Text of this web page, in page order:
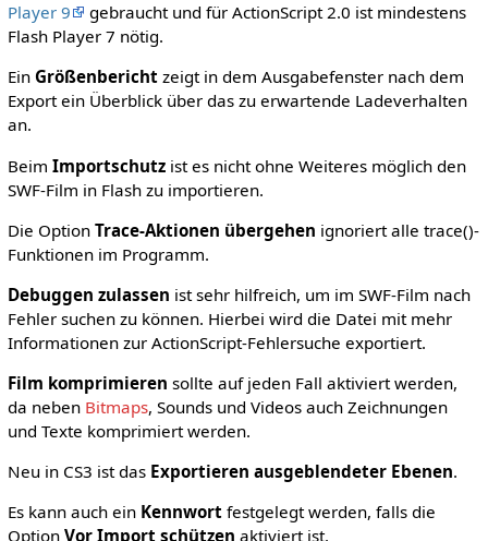
Player 9
gebraucht und für ActionScript 2.0 ist mindestens
Flash Player 7 nötig.
Ein Größenberichtzeigt in dem Ausgabefenster nach dem
Export ein Überblick über das zu erwartende Ladeverhalten
an.
Beim Importschutzist es nicht ohne Weiteres möglich den
SWF-Film in Flash zu importieren.
Die Option Trace-Aktionen übergehen ignoriert alle trace()-
Funktionen im Programm.
Debuggen zulassen ist sehr hilfreich, um im SWF-Film nach
Fehler suchen zu können. Hierbei wird die Datei mit mehr
Informationen zur ActionScript-Fehlersuche exportiert.
Film komprimieren sollte auf jeden Fall aktiviert werden,
da neben Bitmaps, Sounds und Videos auch Zeichnungen
und Texte komprimiert werden.
Neu in CS3 ist das Exportieren ausgeblendeter Ebenen.
Es kann auch ein Kennwortfestgelegt werden, falls die
Option Vor Import schützen aktiviert ist.